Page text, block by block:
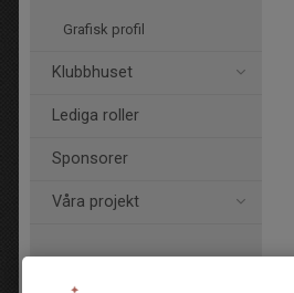
Grafisk profil
Klubbhuset
Lediga roller
Sponsorer
Våra projekt